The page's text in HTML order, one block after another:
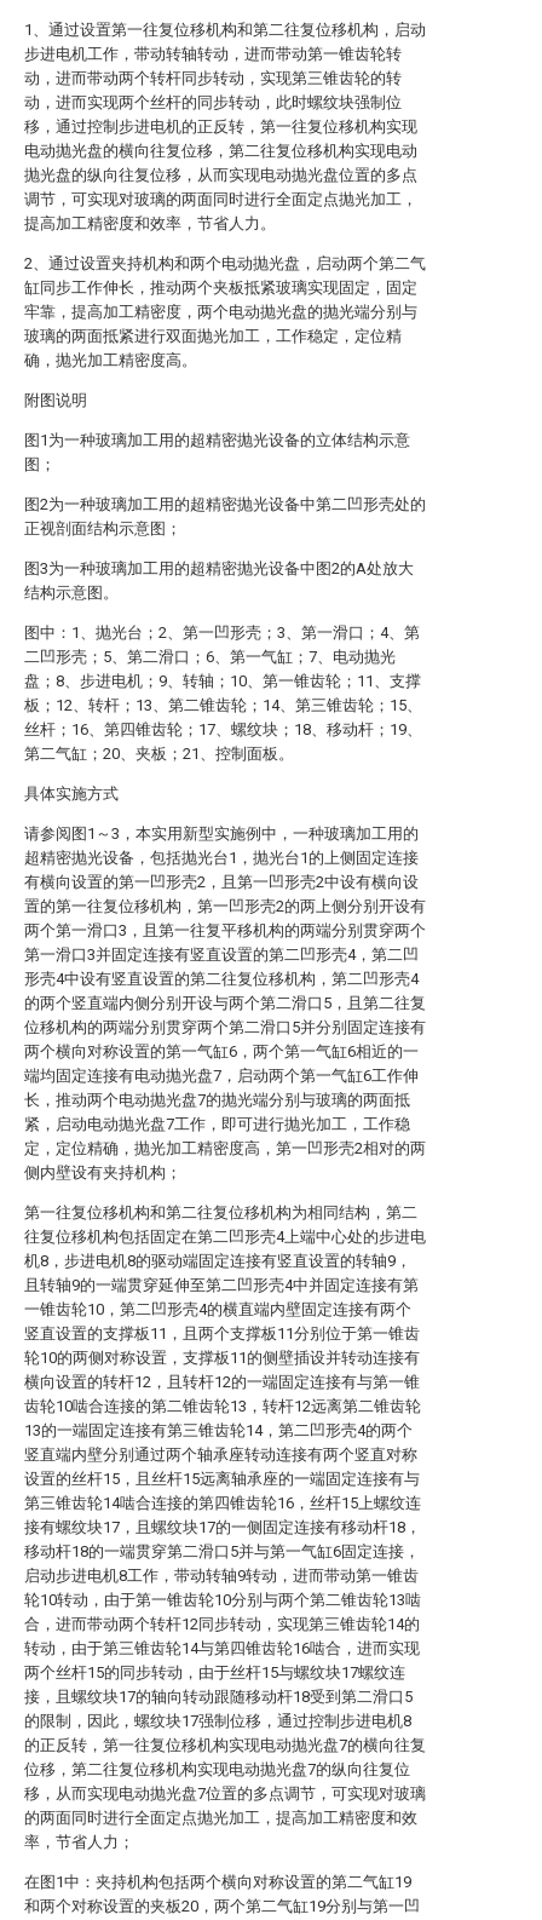
1、通过设置第一往复位移机构和第二往复位移机构，启动
步进电机工作，带动转轴转动，进而带动第一锥齿轮转
动，进而带动两个转杆同步转动，实现第三锥齿轮的转
动，进而实现两个丝杆的同步转动，此时螺纹块强制位
移，通过控制步进电机的正反转，第一往复位移机构实现
电动抛光盘的横向往复位移，第二往复位移机构实现电动
抛光盘的纵向往复位移，从而实现电动抛光盘位置的多点
调节，可实现对玻璃的两面同时进行全面定点抛光加工，
提高加工精密度和效率，节省人力。
2、通过设置夹持机构和两个电动抛光盘，启动两个第二气
缸同步工作伸长，推动两个夹板抵紧玻璃实现固定，固定
牢靠，提高加工精密度，两个电动抛光盘的抛光端分别与
玻璃的两面抵紧进行双面抛光加工，工作稳定，定位精
确，抛光加工精密度高。
附图说明
图1为一种玻璃加工用的超精密抛光设备的立体结构示意
图；
图2为一种玻璃加工用的超精密抛光设备中第二凹形壳处的
正视剖面结构示意图；
图3为一种玻璃加工用的超精密抛光设备中图2的A处放大
结构示意图。
图中：1、抛光台；2、第一凹形壳；3、第一滑口；4、第
二凹形壳；5、第二滑口；6、第一气缸；7、电动抛光
盘；8、步进电机；9、转轴；10、第一锥齿轮；11、支撑
板；12、转杆；13、第二锥齿轮；14、第三锥齿轮；15、
丝杆；16、第四锥齿轮；17、螺纹块；18、移动杆；19、
第二气缸；20、夹板；21、控制面板。
具体实施方式
请参阅图1～3，本实用新型实施例中，一种玻璃加工用的
超精密抛光设备，包括抛光台1，抛光台1的上侧固定连接
有横向设置的第一凹形壳2，且第一凹形壳2中设有横向设
置的第一往复位移机构，第一凹形壳2的两上侧分别开设有
两个第一滑口3，且第一往复平移机构的两端分别贯穿两个
第一滑口3并固定连接有竖直设置的第二凹形壳4，第二凹
形壳4中设有竖直设置的第二往复位移机构，第二凹形壳4
的两个竖直端内侧分别开设与两个第二滑口5，且第二往复
位移机构的两端分别贯穿两个第二滑口5并分别固定连接有
两个横向对称设置的第一气缸6，两个第一气缸6相近的一
端均固定连接有电动抛光盘7，启动两个第一气缸6工作伸
长，推动两个电动抛光盘7的抛光端分别与玻璃的两面抵
紧，启动电动抛光盘7工作，即可进行抛光加工，工作稳
定，定位精确，抛光加工精密度高，第一凹形壳2相对的两
侧内壁设有夹持机构；
第一往复位移机构和第二往复位移机构为相同结构，第二
往复位移机构包括固定在第二凹形壳4上端中心处的步进电
机8，步进电机8的驱动端固定连接有竖直设置的转轴9，
且转轴9的一端贯穿延伸至第二凹形壳4中并固定连接有第
一锥齿轮10，第二凹形壳4的横直端内壁固定连接有两个
竖直设置的支撑板11，且两个支撑板11分别位于第一锥齿
轮10的两侧对称设置，支撑板11的侧壁插设并转动连接有
横向设置的转杆12，且转杆12的一端固定连接有与第一锥
齿轮10啮合连接的第二锥齿轮13，转杆12远离第二锥齿轮
13的一端固定连接有第三锥齿轮14，第二凹形壳4的两个
竖直端内壁分别通过两个轴承座转动连接有两个竖直对称
设置的丝杆15，且丝杆15远离轴承座的一端固定连接有与
第三锥齿轮14啮合连接的第四锥齿轮16，丝杆15上螺纹连
接有螺纹块17，且螺纹块17的一侧固定连接有移动杆18，
移动杆18的一端贯穿第二滑口5并与第一气缸6固定连接，
启动步进电机8工作，带动转轴9转动，进而带动第一锥齿
轮10转动，由于第一锥齿轮10分别与两个第二锥齿轮13啮
合，进而带动两个转杆12同步转动，实现第三锥齿轮14的
转动，由于第三锥齿轮14与第四锥齿轮16啮合，进而实现
两个丝杆15的同步转动，由于丝杆15与螺纹块17螺纹连
接，且螺纹块17的轴向转动跟随移动杆18受到第二滑口5
的限制，因此，螺纹块17强制位移，通过控制步进电机8
的正反转，第一往复位移机构实现电动抛光盘7的横向往复
位移，第二往复位移机构实现电动抛光盘7的纵向往复位
移，从而实现电动抛光盘7位置的多点调节，可实现对玻璃
的两面同时进行全面定点抛光加工，提高加工精密度和效
率，节省人力；
在图1中：夹持机构包括两个横向对称设置的第二气缸19
和两个对称设置的夹板20，两个第二气缸19分别与第一凹